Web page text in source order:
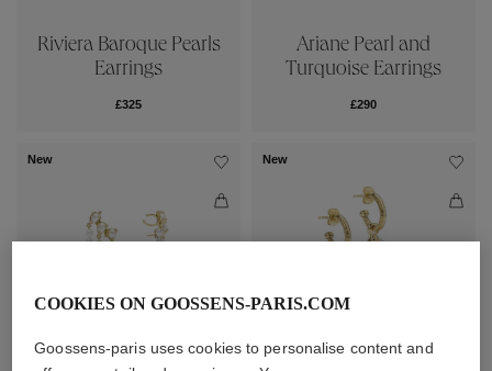
Riviera Baroque Pearls
Earrings
£325
Ariane Pearl and
Turquoise Earrings
£290
New New
COOKIES ON GOOSSENS-PARIS.COM
Goossens-paris uses cookies to personalise content and